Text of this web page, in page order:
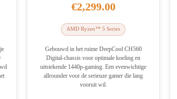
€2,299.00
AMD Ryzen™ 5 Series
Gebouwd in het ruime DeepCool CH560
Digital-chassis voor optimale koeling en
uitstekende 1440p-gaming. Een evenwichtige
allrounder voor de serieuze gamer die lang
vooruit wil.